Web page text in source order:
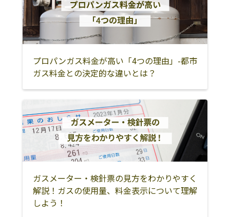
糟屋郡久山町
糟屋郡粕屋町
朝倉市
朝倉郡筑前町
朝倉郡東峰村
小郡市
久留米市
うきは市
三井郡大刀洗町
北九州市
中間市
遠賀郡水巻町
遠賀郡岡垣町
遠賀郡遠賀町
飯塚市
嘉麻市
直方市
嘉穂郡桂川町
鞍手郡小竹町
鞍手郡鞍手町
田川市
田川郡香春町
田川郡添田町
田川郡福智町
田川郡糸田町
田川郡川崎町
プロパンガス料金が高い「4つの理由」-都市
ガス料金との決定的な違いとは？
ガスメーター・検針票の見方をわかりやすく
解説！ガスの使用量、料金表示について理解
しよう！